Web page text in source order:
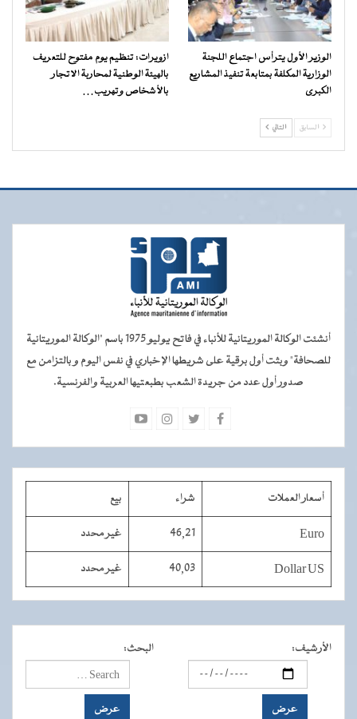
الوزير الأول يترأس اجتماع اللجنة
الوزارية المكلفة بمتابعة تنفيذ المشاريع
الكبرى
ازويرات: تنظيم يوم مفتوح للتعريف
بالهيئة الوطنية لمحاربة الاتجار
بالأشخاص وتهريب…
السابق التالي
أنشئت الوكالة الموريتانية للأنباء في فاتح يوليو 1975 باسم "الوكالة الموريتانية
للصحافة" وبثت أول برقية على شريطها الإخباري في نفس اليوم و بالتزامن مع
صدور أول عدد من جريدة الشعب بطبعتيها العربية والفرنسية.
أسعار العملات شراء بيع
Euro
46,21 غير محدد
Dollar US
40,03 غير محدد
الأرشيف: البحث: